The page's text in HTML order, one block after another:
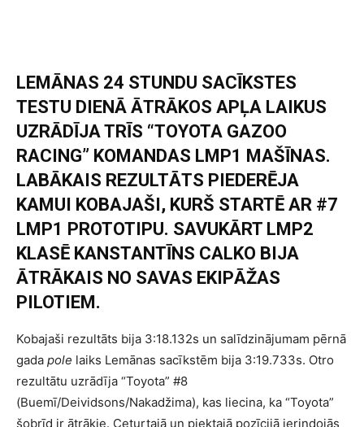
LEMĀNAS 24 STUNDU SACĪKSTES
TESTU DIENĀ ĀTRĀKOS APĻA LAIKUS
UZRĀDĪJA TRĪS “TOYOTA GAZOO
RACING” KOMANDAS LMP1 MAŠĪNAS.
LABĀKAIS REZULTĀTS PIEDERĒJA
KAMUI KOBAJAŠI, KURŠ STARTĒ AR #7
LMP1 PROTOTIPU. SAVUKĀRT LMP2
KLASĒ KANSTANTĪNS CALKO BIJA
ĀTRĀKAIS NO SAVAS EKIPĀŽAS
PILOTIEM.
Kobajaši rezultāts bija 3:18.132s un salīdzinājumam pērnā
gada pole laiks Lemānas sacīkstēm bija 3:19.733s. Otro
rezultātu uzrādīja “Toyota” #8
(Buemī/Deividsons/Nakadžima), kas liecina, ka “Toyota”
šobrīd ir ātrākie. Ceturtajā un piektajā pozīcijā ierindojās